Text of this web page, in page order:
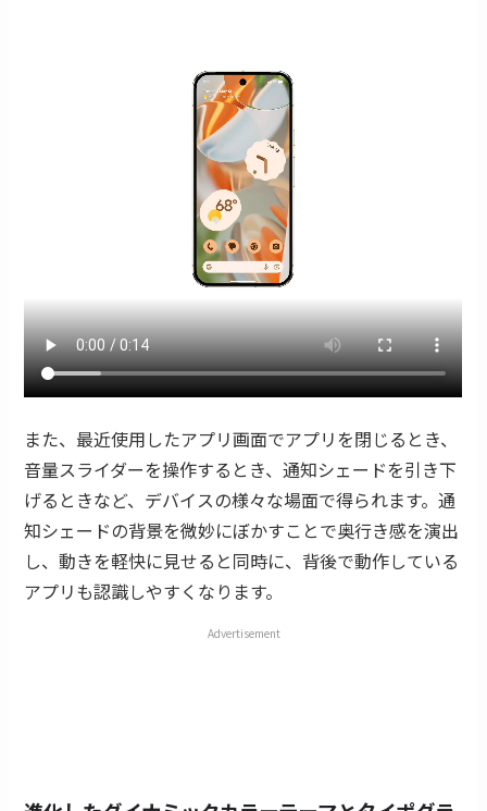
また、最近使用したアプリ画面でアプリを閉じるとき、
音量スライダーを操作するとき、通知シェードを引き下
げるときなど、デバイスの様々な場面で得られます。通
知シェードの背景を微妙にぼかすことで奥行き感を演出
し、動きを軽快に見せると同時に、背後で動作している
アプリも認識しやすくなります。
Advertisement